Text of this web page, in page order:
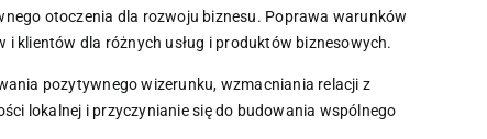
otoczenia dla rozwoju biznesu. Poprawa warunków
klientów dla różnych usług i produktów biznesowych.
pozytywnego wizerunku, wzmacniania relacji z
lokalnej i przyczynianie się do budowania wspólnego